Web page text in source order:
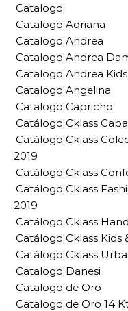
Catalogo
Catalogo Adriana
Catalogo Andrea
Catalogo Andrea
Catalogo Andrea Kids
Catalogo Angelina
Catalogo Capricho
Catálogo Cklass
Catálogo Cklass
2019
Catálogo Cklass
Catálogo Cklass
2019
Catálogo Cklass
Catálogo Cklass Kids
Catálogo Cklass
Catalogo Danesi
Catalogo de Oro
Catalogo de Oro 14